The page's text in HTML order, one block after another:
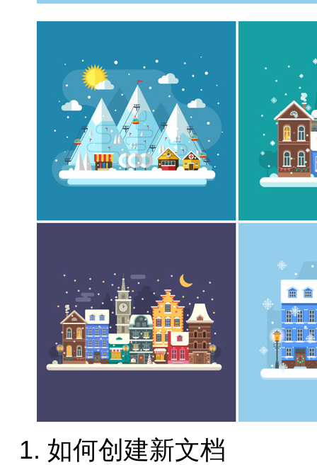
1. 如何创建新文档